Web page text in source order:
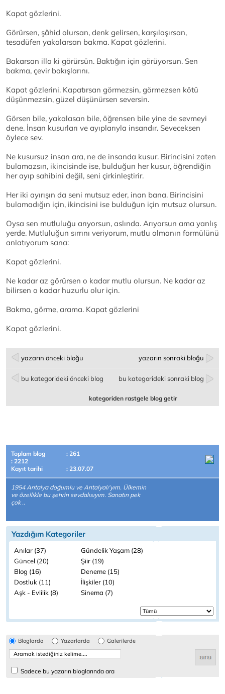
Kapat gözlerini.
Görürsen, şâhid olursan, denk gelirsen, karşılaşırsan,
tesadüfen yakalarsan bakma. Kapat gözlerini.
Bakarsan illa ki görürsün. Baktığın için görüyorsun. Sen
bakma, çevir bakışlarını.
Kapat gözlerini. Kapatırsan görmezsin, görmezsen kötü
düşünmezsin, güzel düşünürsen seversin.
Görsen bile, yakalasan bile, öğrensen bile yine de sevmeyi
dene. İnsan kusurları ve ayıplarıyla insandır. Seveceksen
öylece sev.
Ne kusursuz insan ara, ne de insanda kusur. Birincisini zaten
bulamazsın, ikincisinde ise, bulduğun her kusur, öğrendiğin
her ayıp sahibini değil, seni çirkinleştirir.
Her iki ayırışın da seni mutsuz eder, inan bana. Birincisini
bulamadığın için, ikincisini ise bulduğun için mutsuz olursun.
Oysa sen mutluluğu arıyorsun, aslında. Arıyorsun ama yanlış
yerde. Mutluluğun sırrını veriyorum, mutlu olmanın formülünü
anlatıyorum sana:
Kapat gözlerini.
Ne kadar az görürsen o kadar mutlu olursun. Ne kadar az
bilirsen o kadar huzurlu olur için.
Bakma, görme, arama. Kapat gözlerini
Kapat gözlerini.
yazarın önceki bloğu yazarın sonraki bloğu
bu kategorideki önceki blog bu kategorideki sonraki blog
kategoriden rastgele blog getir
Toplam blog
: 261
: 2212
Kayıt tarihi
: 23.07.07
1954 Antalya doğumlu ve Antalyalı'yım. Ülkemin
ve özellikle bu şehrin sevdalısıyım. Sanatın pek
çok ..
Yazdığım Kategoriler
Anılar (37)
Gündelik Yaşam (28)
Güncel (20)
Şiir (19)
Blog (16)
Deneme (15)
Dostluk (11)
İlişkiler (10)
Aşk - Evlilik (8)
Sinema (7)
Bloglarda Yazarlarda Galerilerde
Sadece bu yazarın bloglarında ara